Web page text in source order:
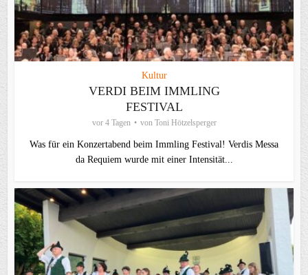
Kultur
VERDI BEIM IMMLING
FESTIVAL
vor 4 Tagen von Toni Hötzelsperger
Was für ein Konzertabend beim Immling Festival! Verdis Messa
da Requiem wurde mit einer Intensität...